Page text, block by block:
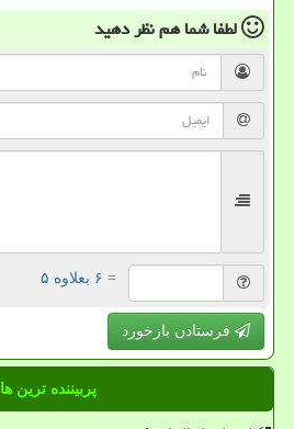
لطفا شما همنظر دهید
= ۶ بعلاوه ۵
فرستادن بازخورد
پربیننده ترین ها